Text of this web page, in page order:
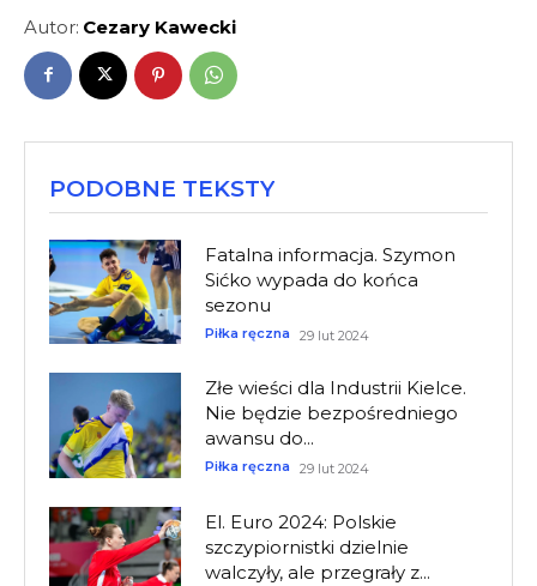
Autor: Cezary Kawecki
PODOBNE TEKSTY
Fatalna informacja. Szymon
Sićko wypada do końca
sezonu
Piłka ręczna 29 lut 2024
Złe wieści dla Industrii Kielce.
Nie będzie bezpośredniego
awansu do...
Piłka ręczna 29 lut 2024
El. Euro 2024: Polskie
szczypiornistki dzielnie
walczyły, ale przegrały z...